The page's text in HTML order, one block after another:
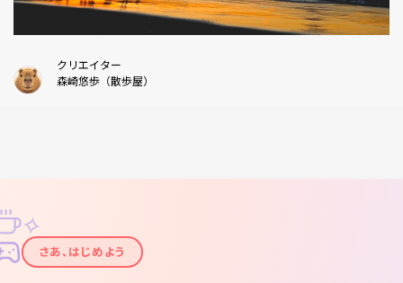
クリエイター
森崎悠歩（散歩屋）
✦
✧
さあ、はじめよう